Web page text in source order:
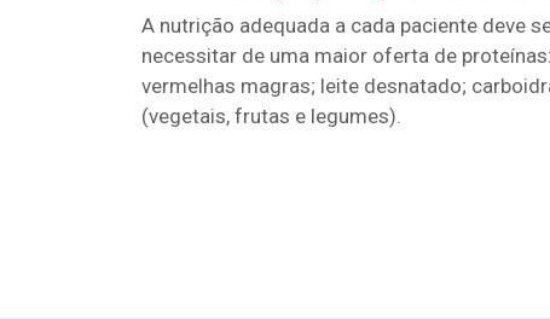
A nutrição adequada a cada paciente deve
necessitar de uma maior oferta de
vermelhas magras; leite desnatado;
(vegetais, frutas e legumes).